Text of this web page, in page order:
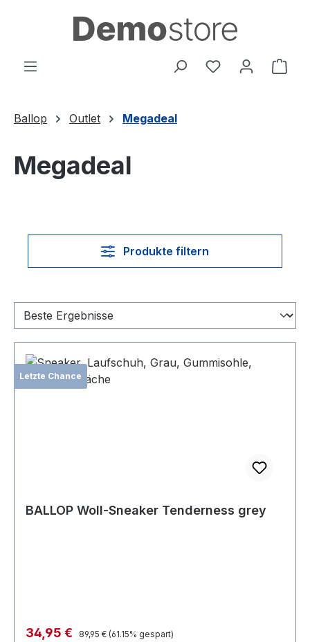
Zum Hauptinhalt springen
Du hast 0
Ballop Outlet Megadeal
Megadeal
Produkte filtern
Letzte Chance
BALLOP Woll-Sneaker Tenderness grey
Verkaufspreis:
34,95 € Regulärer Preis:
89,95 € (61.15% gespart)